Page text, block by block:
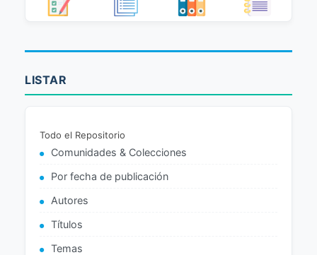
LISTAR
Todo el Repositorio
Comunidades & Colecciones
Por fecha de publicación
Autores
Títulos
Temas